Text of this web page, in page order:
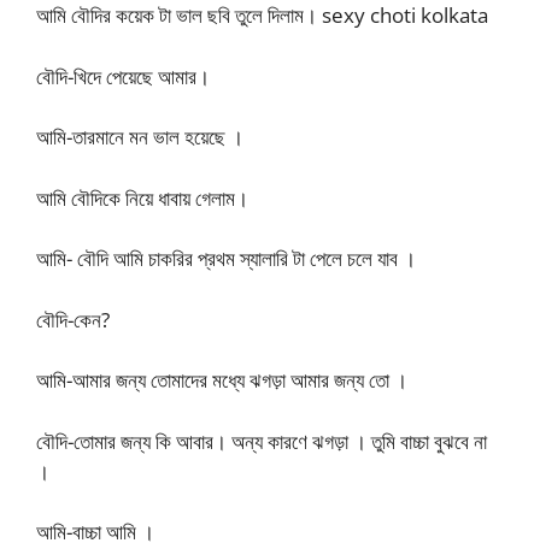
আমি বৌদির কয়েক টা ভাল ছবি তুলে দিলাম। sexy choti kolkata
বৌদি-খিদে পেয়েছে আমার।
আমি-তারমানে মন ভাল হয়েছে ।
আমি বৌদিকে নিয়ে ধাবায় গেলাম।
আমি- বৌদি আমি চাকরির প্রথম স্যালারি টা পেলে চলে যাব ।
বৌদি-কেন?
আমি-আমার জন্য তোমাদের মধ্যে ঝগড়া আমার জন্য তো ।
বৌদি-তোমার জন্য কি আবার। অন্য কারণে ঝগড়া । তুমি বাচ্চা বুঝবে না
।
আমি-বাচ্চা আমি ।